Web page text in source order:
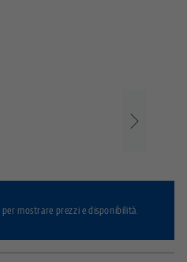
per mostrare prezzi e disponibilità.